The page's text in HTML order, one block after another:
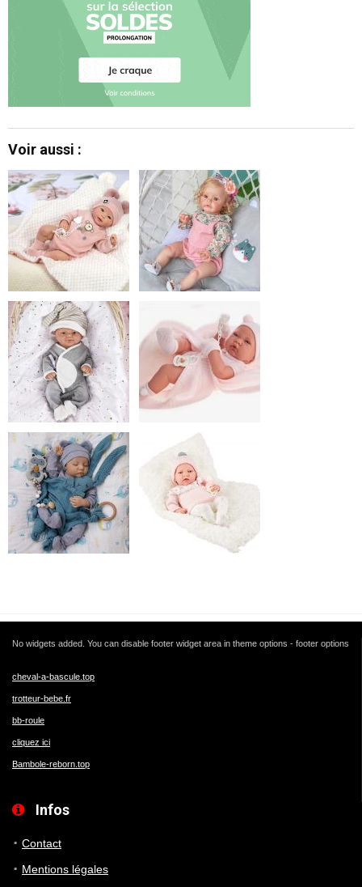
Voir aussi :
No widgets added. You can disable footer widget area in theme options - footer options
cheval-a-bascule.top
trotteur-bebe.fr
bb-roule
cliquez ici
Bambole-reborn.top
Infos
Contact
Mentions légales